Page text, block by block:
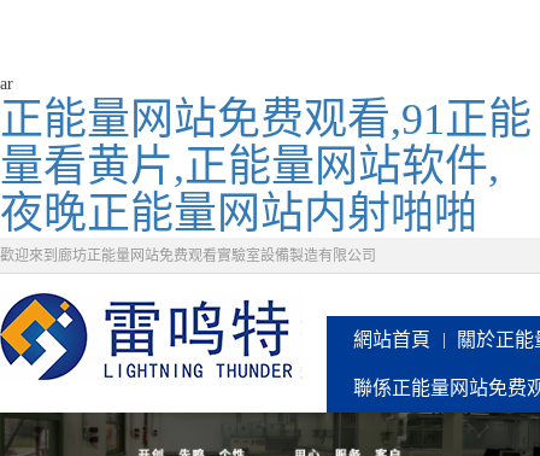
ar
正能量网站免费观看,91正能
量看黄片,正能量网站软件,
夜晚正能量网站内射啪啪
歡迎來到廊坊正能量网站免费观看實驗室設備製造有限公司
網站首頁 關於正
聯係正能量网站免费